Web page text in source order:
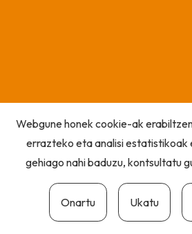
Webgune honek cookie-ak
errazteko eta analisi estatistikoak
gehiago nahi baduzu, kontsultatu
Onartu Ukatu